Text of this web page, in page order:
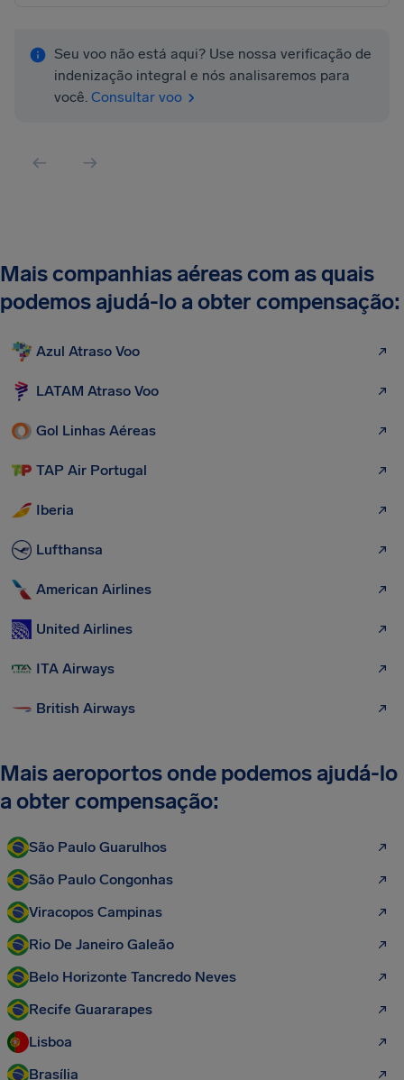
Seu voo não está aqui? Use nossa verificação de
indenização integral e nós analisaremos para
você. Consultar voo
Mais companhias aéreas com as quais
podemos ajudá-lo a obter compensação:
Azul Atraso Voo
LATAM Atraso Voo
Gol Linhas Aéreas
TAP Air Portugal
Iberia
Lufthansa
American Airlines
United Airlines
ITA Airways
British Airways
Mais aeroportos onde podemos ajudá-lo
a obter compensação:
São Paulo Guarulhos
São Paulo Congonhas
Viracopos Campinas
Rio De Janeiro Galeão
Belo Horizonte Tancredo Neves
Recife Guararapes
Lisboa
Brasília